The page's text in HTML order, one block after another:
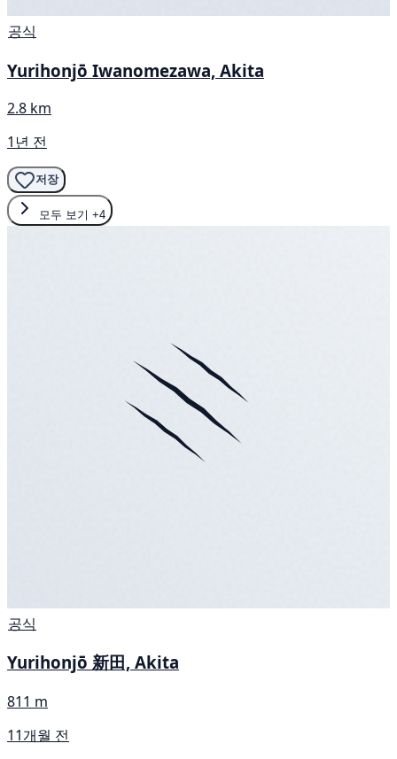
공식
Yurihonjō Iwanomezawa, Akita
2.8 km
1년 전
저장
모두 보기 +4
공식
Yurihonjō 新田, Akita
811 m
11개월 전